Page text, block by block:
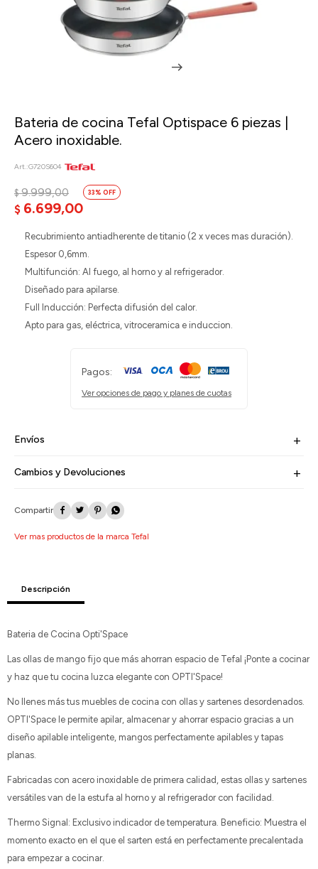
Bateria de cocina Tefal Optispace 6 piezas |
Acero inoxidable.
G720S604
$ 6.699,00
$ 9.999,00 33
Recubrimiento antiadherente de titanio (2 x veces mas duración).
Espesor 0,6mm.
Multifunción: Al fuego, al horno y al refrigerador.
Diseñado para apilarse.
Full Inducción: Perfecta difusión del calor.
Apto para gas, eléctrica, vitroceramica e induccion.
Pagos:
Ver opciones de pago y planes de cuotas
Envíos
Cambios y Devoluciones
   
Ver mas productos de la marca Tefal
Descripción
Bateria de Cocina Opti'Space
Las ollas de mango fijo que más ahorran espacio de Tefal ¡Ponte a cocinar
y haz que tu cocina luzca elegante con OPTI'Space!
No llenes más tus muebles de cocina con ollas y sartenes desordenados.
OPTI'Space le permite apilar, almacenar y ahorrar espacio gracias a un
diseño apilable inteligente, mangos perfectamente apilables y tapas
planas.
Fabricadas con acero inoxidable de primera calidad, estas ollas y sartenes
versátiles van de la estufa al horno y al refrigerador con facilidad.
Thermo Signal: Exclusivo indicador de temperatura. Beneficio: Muestra el
momento exacto en el que el sarten está en perfectamente precalentada
para empezar a cocinar.